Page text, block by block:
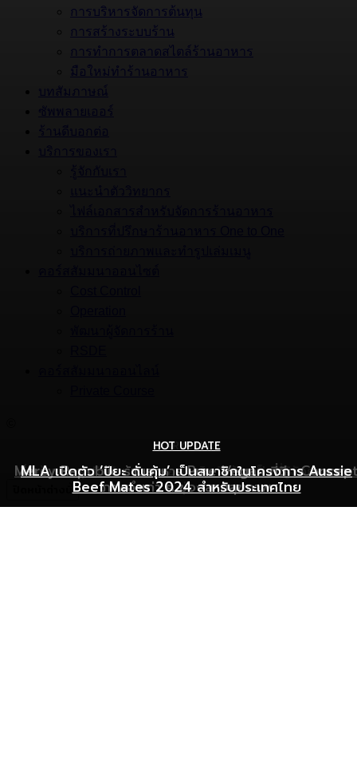
MARKETING
เริ่มต้นเปิดธุรกิจร้านอาหารอย่างไร ให้ร้านเป็นที่รู้จักยอดขาย
พุ่ง
HOT UPDATE
Mercy Republic ร้านอาหาร Pure Vegan ที่ฉีก
ภาพจำเก่า ๆ ของสายสุขภาพ
HOT UPDATE
MLA เปิดตัว ‘ปิยะ ดั่นคุ้ม’ เป็นสมาชิกในโครงการ Aussie
Beef Mates 2024 สำหรับประเทศไทย
การบริหารจัดการต้นทุน
การสร้างระบบร้าน
การทำการตลาดสไตล์ร้านอาหาร
มือใหม่ทำร้านอาหาร
ปิดหน้าต่างนี้